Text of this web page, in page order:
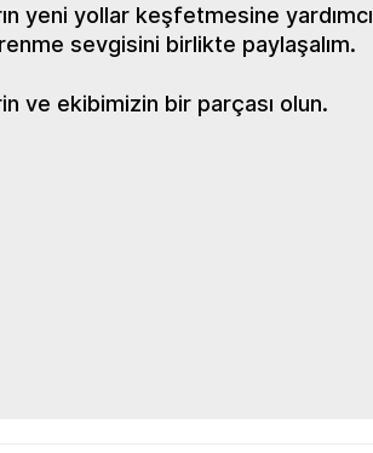
yeni yollar keşfetmesine yardımcı
sevgisini birlikte paylaşalım.
ve ekibimizin bir parçası olun.